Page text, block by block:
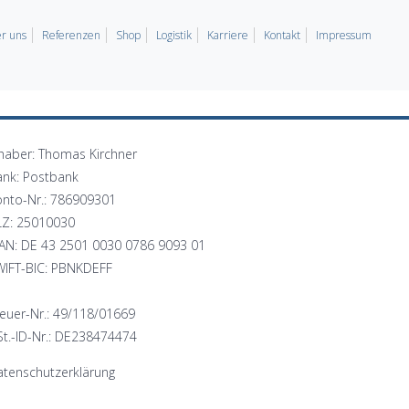
uns Referenzen Shop Logistik Karriere Kontakt Impressum
Thomas Kirchner
Postbank
Nr.: 786909301
25010030
DE 43 2501 0030 0786 9093 01
BIC: PBNKDEFF
Nr.: 49/118/01669
ID-Nr.: DE238474474